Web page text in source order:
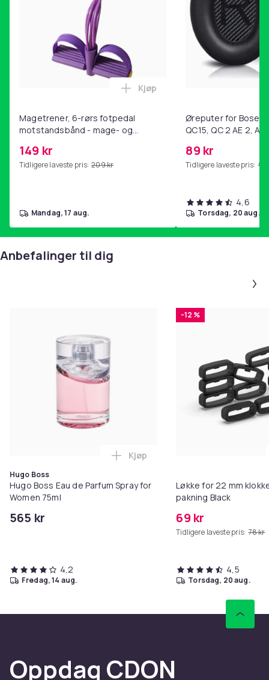
Magetrener, 6-rørs fotpedal
motstandsbånd - mage- og
hjemmegymnastikk Purple
149 kr
Tidligere laveste pris: 209 kr
Legg Magetrener, 6-rørs
Kjøp
mandag, 17 aug.
Øreputer for Bose
QC15, QC 2 AE 2, AE
89 kr
Tidligere laveste pris: 99
4,6
torsdag, 20 aug.
Anbefalinger til dig
Hugo Boss
Hugo Boss Eau de Parfum Spray for
Women 75ml
565 kr
Legg Hugo Boss Eau de Parfum
Kjøp
4,2
fredag, 14 aug.
-12 %
Løkke for 22 mm
pakning Black
69 kr
Tidligere laveste pris: 78 kr
4,5
torsdag, 20 aug.
Oppdag CDON